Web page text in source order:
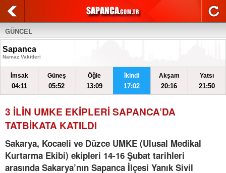
GÜNCEL
Sapanca
Namaz Vakitleri
İmsak
04:11
Güneş
05:52
Öğle
13:09
İkindi
17:02
Akşam
20:16
Yatsı
21:50
3 İLİN UMKE EKİPLERİ SAPANCA’DA
TATBİKATA KATILDI
Sakarya, Kocaeli ve Düzce UMKE (Ulusal Medikal
Kurtarma Ekibi) ekipleri 14-16 Şubat tarihleri
arasında Sakarya’nın Sapanca İlçesi Yanık Sivil